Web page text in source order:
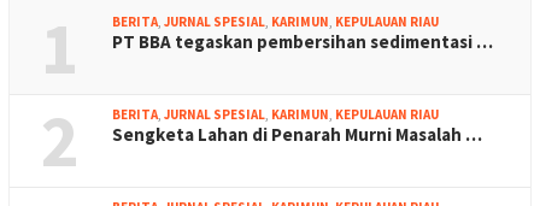
1 BERITA, JURNAL SPESIAL, KARIMUN, KEPULAUAN RIAU
PT BBA tegaskan pembersihan sedimentasi …
2 BERITA, JURNAL SPESIAL, KARIMUN, KEPULAUAN RIAU
Sengketa Lahan di Penarah Murni Masalah …